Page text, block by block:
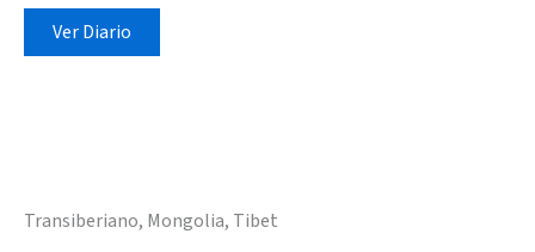
Ver Diario
Transiberiano, Mongolia, Tibet